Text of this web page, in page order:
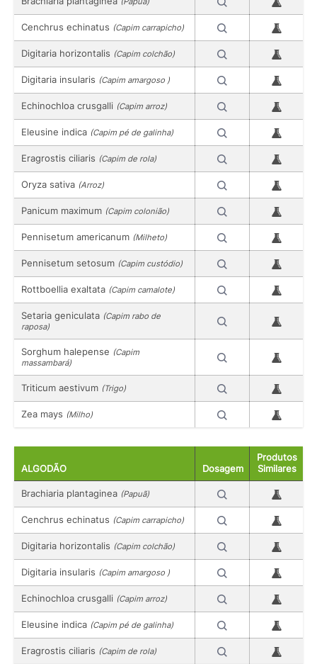
Cenchrus echinatus (Capim carrapicho)
Digitaria horizontalis (Capim colchão)
Digitaria insularis (Capim amargoso )
Echinochloa crusgalli (Capim arroz)
Eleusine indica (Capim pé de galinha)
Eragrostis ciliaris (Capim de rola)
Oryza sativa (Arroz)
Panicum maximum (Capim colonião)
Pennisetum americanum (Milheto)
Pennisetum setosum (Capim custódio)
Rottboellia exaltata (Capim camalote)
Setaria geniculata (Capim rabo de
raposa)
Sorghum halepense (Capim
massambará)
Triticum aestivum (Trigo)
Zea mays (Milho)
ALGODÃO Dosagem
Produtos
Similares
Brachiaria plantaginea (Papuã)
Cenchrus echinatus (Capim carrapicho)
Digitaria horizontalis (Capim colchão)
Digitaria insularis (Capim amargoso )
Echinochloa crusgalli (Capim arroz)
Eleusine indica (Capim pé de galinha)
Eragrostis ciliaris (Capim de rola)